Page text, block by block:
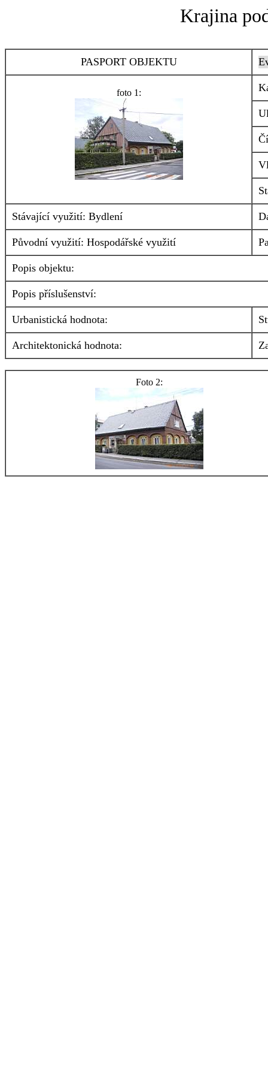
Krajina
PASPORT OBJEKTU
foto 1:
Stávající využití: Bydlení
Původní využití: Hospodářské využití
Popis objektu:
Popis příslušenství:
Urbanistická hodnota:
Architektonická hodnota:
Foto 2: